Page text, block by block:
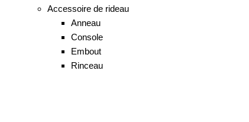
Accessoire de rideau
Anneau
Console
Embout
Rinceau